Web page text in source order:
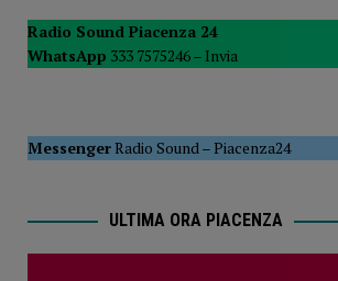
POLITICA
[ 5 Agosto 2026 ]
Radio Sound Piacenza 24
WhatsApp 333 7575246 – Invia
MessengerRadio Sound–Piacenza24
ULTIMA ORA PIACENZA